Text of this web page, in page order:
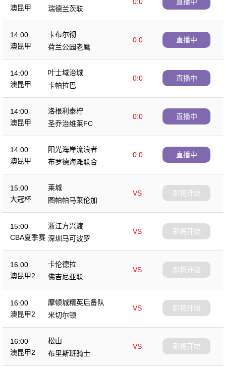
澳昆甲
瑞德兰茨联
14:00
澳昆甲
卡布尔彻
0:0
荷兰公园老鹰
直播中
14:00
澳昆甲
叶士域治城
0:0
卡帕拉巴
直播中
14:00
澳昆甲
洛根利泰柠
0:0
圣乔治维莱FC
直播中
14:00
澳昆甲
阳光海岸流浪者
0:0
布罗德海滩联合
直播中
15:00
大冠杯
莱城
VS
图帕帕马莱伦加
即将开始
15:00
CBA夏季赛
浙江方兴渡
VS
深圳马可波罗
即将开始
16:00
澳昆甲2
卡伦德拉
VS
佛吉尼亚联
即将开始
16:00
澳昆甲2
摩顿城精英后备队
VS
米切尔顿
即将开始
16:00
澳昆甲2
松山
VS
布里斯班骑士
即将开始